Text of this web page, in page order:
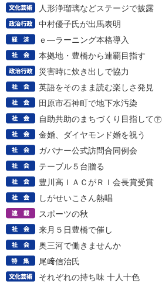
人形浄瑠璃などステージで披露
中村優子氏が出馬表明
ｅ―ラーニング本格導入
本拠地・豊橋から連覇目指す
災害時に炊き出しで協力
英語をそのまま読む楽しさ発見
田原市石神町で地下水汚染
自助共助のまちづくり目指して㊦
金婚、ダイヤモンド婚を祝う
ガバナー公式訪問合同例会
テーブル５台贈る
豊川高ＩＡＣがＲＩ会長賞受賞
しがせいこさん熱唱
スポーツの秋
来月５日豊橋で催し
奥三河で働きませんか
尾﨑信治氏
それぞれの持ち味 十人十色